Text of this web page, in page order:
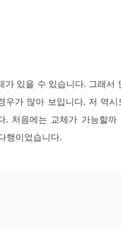
가 있을 수 있습니다. 그래서
우가 많아 보입니다. 저 역시
. 처음에는 교체가 가능할까
행이었습니다.